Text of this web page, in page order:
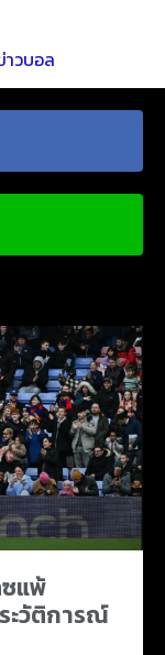
าวบอล
แพ้
ะวัติการณ์